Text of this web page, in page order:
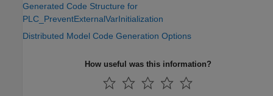
Generated Code Structure for
PLC_PreventExternalVarInitialization
Distributed Model Code Generation Options
How useful was this information?